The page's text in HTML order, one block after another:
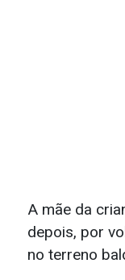
A mãe da
depois, por
no terreno